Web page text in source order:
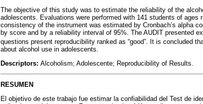
The objective of this study was to estimate the reliability of the
adolescents. Evaluations were performed with 141 students of ages
consistency of the instrument was estimated by Cronbach’s alpha
by score and by a reliability interval of 95%. The AUDIT presented
questions present reproducibility ranked as “good”. It is concluded
about alcohol use in adolescents.
Descriptors: Alcoholism; Adolescente; Reproducibility of Results.
RESUMEN
El objetivo de este trabajo fue estimar la confiabilidad del Test de